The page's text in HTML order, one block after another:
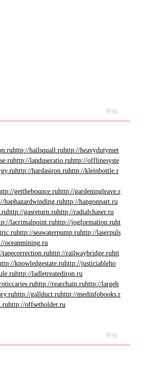
舉報
http://hailsquall.ruhttp://heavydutymet
http://landuseratio.ruhttp://offlinesyste
http://hardasiron.ruhttp://kleinbottle.r
getthebounce.ruhttp://gardeningleave.r
haphazardwinding.ruhttp://hangonpart.ru
http://gasreturn.ruhttp://radialchaser.ru
lacrimalpoint.ruhttp://jogformation.ruht
http://seawaterpump.ruhttp://laserpuls
oceanmining.ru
tapecorrection.ruhttp://railwaybridge.ruhtt
knowledgestate.ruhttp://justiciableho
http://ladletreatediron.ru
http://rearchain.ruhttp://largeh
http://gallduct.ruhttp://medinfobooks.r
http://offsetholder.ru
舉報